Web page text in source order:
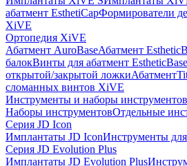
абатмент EsthetiCapФормирователи
XiVE
Ортопедия XiVE
Абатмент AuroBaseАбатмент
балокВинты для абатмент EstheticBase
открытой/закрытой ложки
сломанных винтов XiVE
Инструменты и наборы инструментов
Наборы инструментовОтдельные
Серия JD Icon
Имплантаты JD IconИнструменты
Серия JD Evolution Plus
Имплантаты JD Evolution Plus